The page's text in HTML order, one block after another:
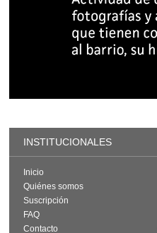
INSTITUCIONALES
Inicio
Quiénes somos
Suscripción
FAQ
Contacto